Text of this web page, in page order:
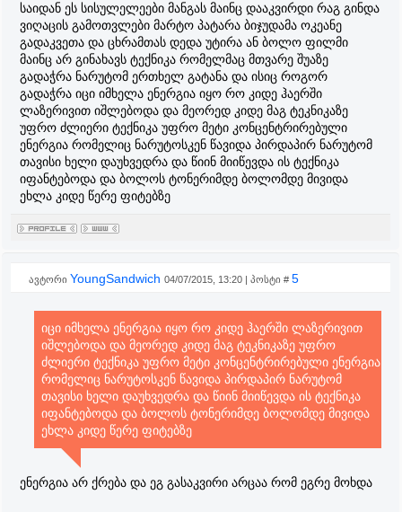
საიდან ეს სისულელეები მანგას მაინც დააკვირდი რაგ გინდა
ვიღაცის გამოთვლები მარტო პატარა ბიჯუდამა ოკეანე
გადაკვეთა და ცხრამთას დედა უტირა ან ბოლო ფილმი
მაინც არ გინახავს ტექნიკა რომელმაც მთვარე შუაზე
გადაჭრა ნარუტომ ერთხელ გატანა და ისიც როგორ
გადაჭრა იცი იმხელა ენერგია იყო რო კიდე ჰაერში
ლაზერივით იშლებოდა და მეორედ კიდე მაგ ტეკნიკაზე
უფრო ძლიერი ტექნიკა უფრო მეტი კონცენტრირებული
ენერგია რომელიც ნარუტოსკენ წავიდა პირდაპირ ნარუტომ
თავისი ხელი დაუხვედრა და წიინ მიიწევდა ის ტექნიკა
იფანტებოდა და ბოლოს ტონერიმდე ბოლომდე მივიდა
ეხლა კიდე წერე ფიტებზე
ავტორი YoungSandwich 04/07/2015, 13:20 | პოსტი # 5
იცი იმხელა ენერგია იყო რო კიდე ჰაერში ლაზერივით
იშლებოდა და მეორედ კიდე მაგ ტეკნიკაზე უფრო
ძლიერი ტექნიკა უფრო მეტი კონცენტრირებული ენერგია
რომელიც ნარუტოსკენ წავიდა პირდაპირ ნარუტომ
თავისი ხელი დაუხვედრა და წიინ მიიწევდა ის ტექნიკა
იფანტებოდა და ბოლოს ტონერიმდე ბოლომდე მივიდა
ეხლა კიდე წერე ფიტებზე
ენერგია არ ქრება და ეგ გასაკვირი არცაა რომ ეგრე მოხდა